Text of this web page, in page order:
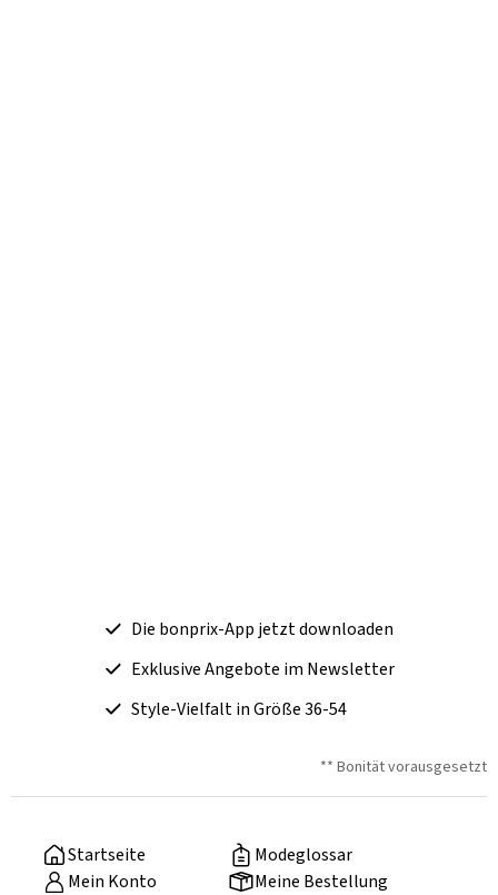
Die bonprix-App jetzt downloaden
Exklusive Angebote im Newsletter
Style-Vielfalt in Größe 36-54
** Bonität vorausgesetzt
Startseite
Modeglossar
Mein Konto
Meine Bestellung